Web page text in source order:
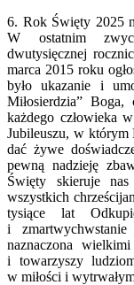
6. Rok Święty 2025
W ostatnim
dwutysięcznej
marca 2015 roku
było ukazanie i
Miłosierdzia” Boga,
każdego człowieka
Jubileuszu, w którym
dać żywe
pewną nadzieję
Święty skieruje
wszystkich
tysiące lat
i
naznaczona
i towarzyszy
w miłości i